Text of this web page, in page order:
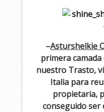
–Asturshelkie
primera
nuestro Trasto,
Italia para
propietaria,
conseguido ser